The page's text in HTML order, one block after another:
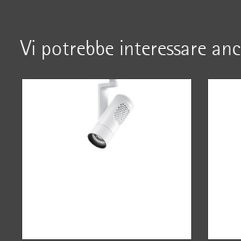
Vi potrebbe interessare